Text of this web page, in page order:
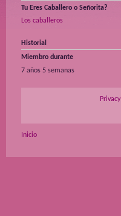
Tu Eres Caballero o Señorita?
Los caballeros
Historial
Miembro durante
7 años 5 semanas
Privacy
Inicio